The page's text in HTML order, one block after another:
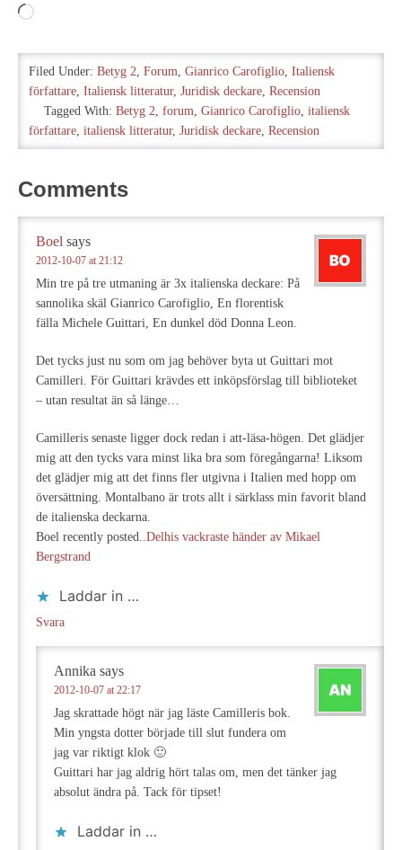
Laddar
…
Filed Under: Betyg 2, Forum, Gianrico Carofiglio, Italiensk
författare, Italiensk litteratur, Juridisk deckare, Recension
Tagged With: Betyg 2, forum, Gianrico Carofiglio, italiensk
författare, italiensk litteratur, Juridisk deckare, Recension
Comments
Boel says
2012-10-07 at 21:12
Min tre på tre utmaning är 3x italienska deckare: På
sannolika skäl Gianrico Carofiglio, En florentisk
fälla Michele Guittari, En dunkel död Donna Leon.
Det tycks just nu som om jag behöver byta ut Guittari mot
Camilleri. För Guittari krävdes ett inköpsförslag till biblioteket
– utan resultat än så länge…
Camilleris senaste ligger dock redan i att-läsa-högen. Det glädjer
mig att den tycks vara minst lika bra som föregångarna! Liksom
det glädjer mig att det finns fler utgivna i Italien med hopp om
översättning. Montalbano är trots allt i särklass min favorit bland
de italienska deckarna.
Boel recently posted..Delhis vackraste händer av Mikael
Bergstrand
Laddar in …
Svara
Annika says
2012-10-07 at 22:17
Jag skrattade högt när jag läste Camilleris bok.
Min yngsta dotter började till slut fundera om
jag var riktigt klok 🙂
Guittari har jag aldrig hört talas om, men det tänker jag
absolut ändra på. Tack för tipset!
Laddar in …